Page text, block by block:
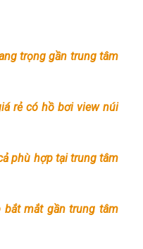
trọng gần trung tâm
rẻ có hồ bơi view núi
phù hợp tại trung tâm
mắt gần trung tâm